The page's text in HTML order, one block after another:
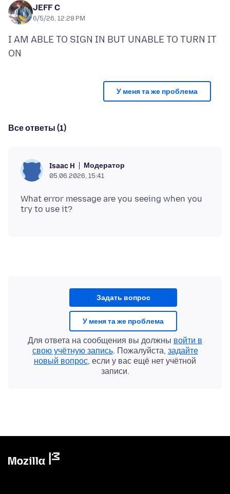
JEFF C
6/5/26, 12:28 PM
I AM ABLE TO SIGN IN BUT UNABLE TO TURN IT
У меня та же проблема
Все ответы (1)
Isaac H Модератор
05.06.2026, 15:41
What error message are you seeing when you
Задать вопрос
У меня та же проблема
Для ответа на сообщения вы должны войти в
свою учётную запись. Пожалуйста, задайте
новый вопрос, если у вас ещё нет учётной
записи.